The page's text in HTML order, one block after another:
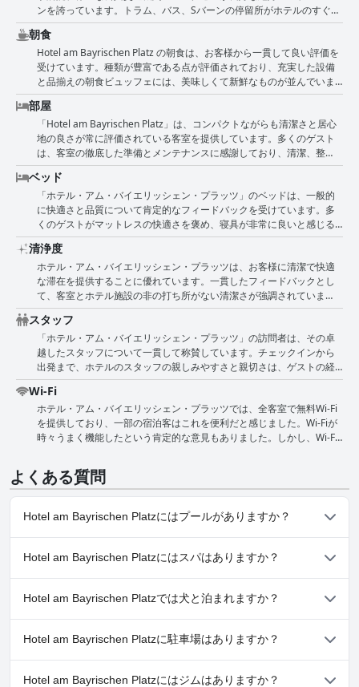
ンを誇っています。トラム、バス、Sバーンの停留所がホテルのすぐ外
にあり、ライプツィヒとその観光スポットを簡単に探索できます。多
くのレビューで、旧市街や市内中心部まで徒歩圏内であり、徒歩わず
か10〜15分で行けることが評価されています。ホテルの環境は清潔で
整頓されていると評されており、中心部に位置しているにもかかわら
ず、遮音性の高い窓のおかげで室内は静かです。 宿泊客はまた、近く
の飲食店や醸造所が便利であることも指摘しており、全体的にポジテ
ィブな体験をさらに高めています。車で来る人には無料駐車場があ
り、ホテルの中心的なロケーションを考えると、これは大きなメリッ
トです。このロケーションは、大学病院への訪問や、旧見本市会場や
諸国民の戦い記念碑などの地元の史跡の探索など、様々な目的に最適
です。全体として、ホテルの中心部にあり、交通の便が良く、静かな
環境は、レジャー旅行やビジネスでの滞在に最適な拠点となります。
朝食
Hotel am Bayrischen Platz の朝食は、お客様から一貫して良い評価を
受けています。種類が豊富である点が評価されており、充実した設備
と品揃えの朝食ビュッフェには、美味しくて新鮮なものが並んでいま
す。多くの人が、素晴らしく、豊かで、心温まる一日の始まりだと表
現しており、その優れた品質とコストパフォーマンスを強調する人も
います。心地よい雰囲気の朝食ルームは、全体的な体験を向上させま
す。 ほとんどのお客様は、朝食が十分すぎるほどだと感じており、豊
富な種類とおいしさに喜んでいます。しかし、特にフルーツやビーガ
ン向けのオプションをもっと増やして、より創造的であってほしいと
いう意見もいくつかありました。温かい料理やサラダなど、より豊富
で革新的な料理を求める声も時折寄せられています。シンプルまたは
管理しやすいと言う人もいますが、一般的には、豊富でおいしいと見
なされており、豊富な種類とプレゼンテーションが高く評価されてい
ます。 全体として、朝食はコストパフォーマンスに優れており、多く
のお客様に満足感を与え、素晴らしい一日の始まりを提供していま
す。
部屋
「Hotel am Bayrischen Platz」は、コンパクトながらも清潔さと居心
地の良さが常に評価されている客室を提供しています。多くのゲスト
は、客室の徹底した準備とメンテナンスに感謝しており、清潔、整
頓、手入れが行き届いていると評されています。家具はやや時代遅れ
ではあるものの、宿泊施設に独特の魅力と機能性を加えています。し
かし、客室とバスルームの狭さは、ゲストの間で繰り返し指摘されて
おり、「小さいが十分」、「狭い」、「非常に小さい」といった言葉
が頻繁に使われています。 客室のシンプルさから、短期滞在やシティ
トリップに適しており、まずまずの価格性能比を提供しているとゲス
トは指摘しています。また、一部の客室、特に裏庭に面した客室は静
かな環境であるという言及もあり、これは眠りの浅い人にとってはプ
ラスとなるでしょう。居心地の良さは、快適なベッド、そして時には
美しい景色によって高められ、狭いスペースをより住みやすくしてい
ます。 改善点としては、室温調節の問題、古い家具などの時代遅れの
設備、問題のあるテレビやラジオ、時折発生する騒音などが挙げられ
ます。さらに、一部の客室ではタバコの臭いがすると報告されてお
り、全体の体験を損なっています。 これらのいくつかの欠点にもかか
わらず、「Hotel am Bayrischen Platz」は、特に清潔さ、静かな環
境、そしてリーズナブルな価格を重視する人にとって、信頼性が高く
快適な滞在を提供しているようです。客室の清潔さと機能性、そして
立地の良さから、限られたスペースと古い家具を気にしない旅行者に
とって実行可能な選択肢となっています。
ベッド
「ホテル・アム・バイエリッシェン・プラッツ」のベッドは、一般的
に快適さと品質について肯定的なフィードバックを受けています。多
くのゲストがマットレスの快適さを褒め、寝具が非常に良いと感じる
ことがよくあります。「快適なベッド」というフレーズが頻繁に言及
されており、ほとんどのゲストがぐっすり眠れたことを示していま
す。ベッドが狭い、または小さいと感じたゲストや、硬いと感じたゲ
ストも少数いましたが、これらのコメントはあまり一般的ではありま
せん。ベッドリネンの清潔さも肯定的に強調されており、ゲストはリ
クエストに応じて追加の毛布がすぐに提供されることに感謝していま
す。寝室の暖房不足に関する問題や、ベッドが整えられていない、ま
たは追加の枕や厚手の羽毛布団が必要であるという言及もいくつかあ
りました。全体として、ホテルのベッドは快適で、ぐっすり眠れると
評されています。
清浄度
ホテル・アム・バイエリッシェン・プラッツは、お客様に清潔で快適
な滞在を提供することに優れています。一貫したフィードバックとし
て、客室とホテル施設の非の打ち所がない清潔さが強調されていま
す。客室は、申し分なく清潔で、非常にきれいで、手入れが行き届い
ていると評価されています。お客様は、ホテルが提供する清潔で居心
地の良い快適な雰囲気を高く評価しています。 ホテル内の一般的な環
境は高い衛生基準で維持されており、バスルームにカビの問題はな
く、シャワージェルディスペンサーなどの快適なアメニティが用意さ
れています。 2泊後の清掃の徹底さに関して1つの小さな点が指摘され
ましたが、全体的な意見としては、細心の注意を払った維持管理と清
潔さの基準について圧倒的に肯定的なものです。この細部へのこだわ
りが、快適で衛生的な滞在を保証し、ホテル・アム・バイエリッシェ
ン・プラッツを清潔で快適な宿泊体験を重視する旅行者にとって好ま
スタッフ
「ホテル・アム・バイエリッシェン・プラッツ」の訪問者は、その卓
越したスタッフについて一貫して称賛しています。チェックインから
出発まで、ホテルのスタッフの親しみやすさと親切さは、ゲストの経
験における重要なハイライトとして際立っています。旅行者は到着時
に温かく迎えられることが多く、これはホテルがゲストに最初から快
適に感じてもらうというコミットメントを反映しています。特に、受
付チームはプロ意識が高いと頻繁に言及され、彼らの親切な対応と、
あらゆる問い合わせや問題への対応意欲について具体的な称賛が寄せ
クにとどまりません。朝食の選択を支援したり、個人的な推奨事項を
提供したりするなど、チームの気配りは見過ごされることはありませ
ん。朝食時間帯にスタッフ不足やあまり友好的でないやり取りがあっ
たという言及が時折あるものの、全体的な印象は、リラックスして心
地よい雰囲気を作り出す献身的なチームであるということです。 ゲス
トはまた、非常にフレンドリーなチェックイン、協力的な朝食スタッ
フ、深夜でも受付係からの親切な支援など、卓越したサービスの事例
快適さ、利便性に対する評判に貢献する重要な要素です。全体とし
て、「ホテル・アム・バイエリッシェン・プラッツ」は、称賛に値す
Wi-Fi
ホテル・アム・バイエリッシェン・プラッツでは、全客室で無料Wi-Fi
を提供しており、一部の宿泊客はこれを便利だと感じました。Wi-Fiが
時々うまく機能したという肯定的な意見もありました。しかし、Wi-Fi
するという重大な問題を報告した宿泊客も複数いました。さらに、Wi-
Fiのパスワードを提供されなかった宿泊客もおり、全体的な体験に影響
を与えました。これらの課題にもかかわらず、無料Wi-Fiの利用可能性
は注目すべき特徴です。
よくある質問
Hotel am Bayrischen Platzにはプールがありますか？
いいえ、Hotel am Bayrischen Platzにはプールがありません。
Hotel am Bayrischen Platzにはスパはありますか？
いいえ、Hotel am Bayrischen Platzではスパはご利用いただけま
せん。
Hotel am Bayrischen Platzでは犬と泊まれますか？
はい、Hotel am Bayrischen Platzは犬を歓迎します。
Hotel am Bayrischen Platzに駐車場はありますか？
はい、Hotel am Bayrischen Platzでは駐車場をご利用いただけま
Hotel am Bayrischen Platzにはジムはありますか？